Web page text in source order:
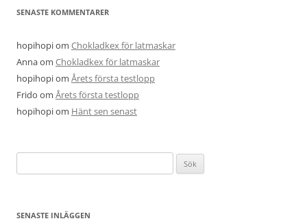
SENASTE KOMMENTARER
hopihopiom Chokladkex för latmaskar
Annaom Chokladkex för latmaskar
hopihopiom Årets första testlopp
Frido om Årets första testlopp
hopihopiom Hänt sen senast
efter:
SENASTE INLÄGGEN